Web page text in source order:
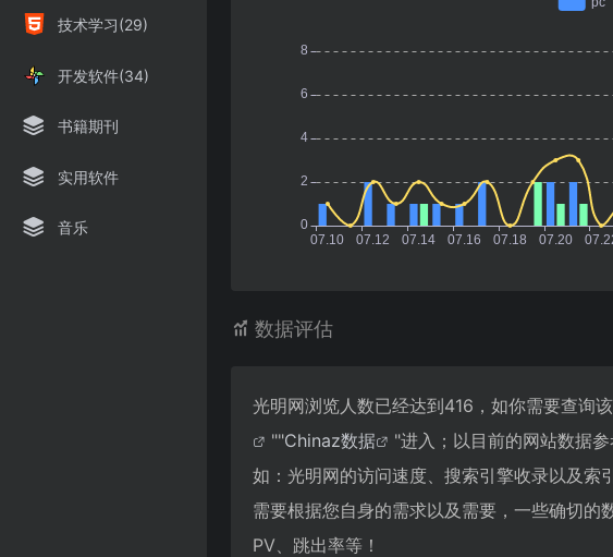
技术学习(29)
开发软件(34)
书籍期刊
实用软件
音乐
数据评估
光明网浏览人数已经达到416，如你需要查询
""Chinaz数据
"进入；以目前的网站数据
如：光明网的访问速度、搜索引擎收录以及索
需要根据您自身的需求以及需要，一些确切的
PV、跳出率等！